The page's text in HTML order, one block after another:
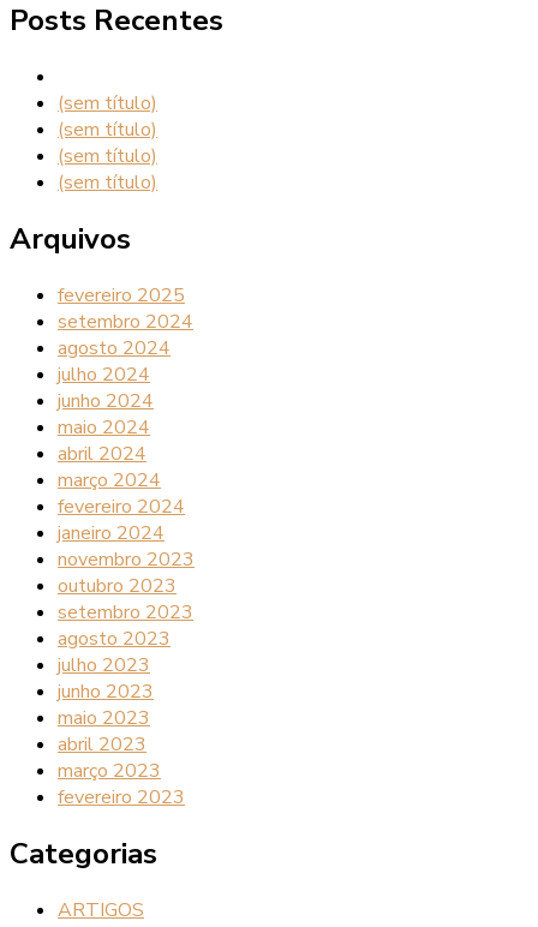
Posts Recentes
(sem título)
(sem título)
(sem título)
(sem título)
Arquivos
fevereiro 2025
setembro 2024
agosto 2024
julho 2024
junho 2024
maio 2024
abril 2024
março 2024
fevereiro 2024
janeiro 2024
novembro 2023
outubro 2023
setembro 2023
agosto 2023
julho 2023
junho 2023
maio 2023
abril 2023
março 2023
fevereiro 2023
Categorias
ARTIGOS